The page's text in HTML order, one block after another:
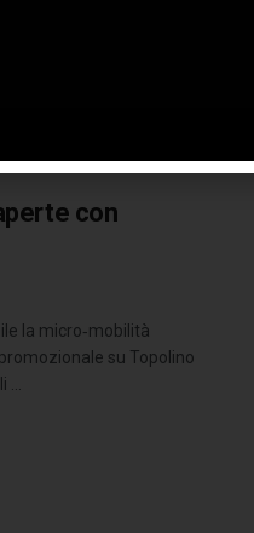
con
la micro‑mobilità
su Topolino
...